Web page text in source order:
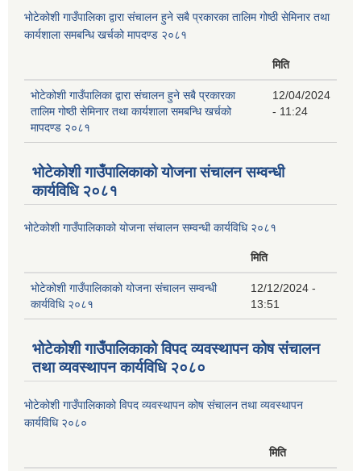
भोटेकोशी गाउँपालिका द्वारा संचालन हुने सबै प्रकारका तालिम गोष्ठी सेमिनार तथा
कार्यशाला समबन्धि खर्चको मापदण्ड २०८१
मिति
भोटेकोशी गाउँपालिका द्वारा संचालन हुने सबै प्रकारका
तालिम गोष्ठी सेमिनार तथा कार्यशाला समबन्धि खर्चको
मापदण्ड २०८१
12/04/2024
- 11:24
भोटेकोशी गाउँपालिकाको योजना संचालन सम्वन्धी
कार्यविधि २०८१
भोटेकोशी गाउँपालिकाको योजना संचालन सम्वन्धी कार्यविधि २०८१
मिति
भोटेकोशी गाउँपालिकाको योजना संचालन सम्वन्धी
कार्यविधि २०८१
12/12/2024 -
13:51
भोटेकोशी गाउँपालिकाको विपद व्यवस्थापन कोष संचालन
तथा व्यवस्थापन कार्यविधि २०८०
भोटेकोशी गाउँपालिकाको विपद व्यवस्थापन कोष संचालन तथा व्यवस्थापन
कार्यविधि २०८०
मिति